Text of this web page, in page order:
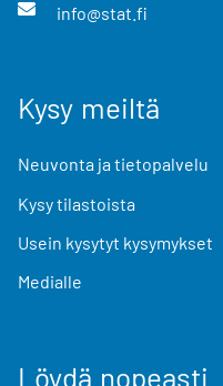
info@stat.fi
Kysy meiltä
Neuvonta ja tietopalvelu
Kysy tilastoista
Usein kysytyt kysymykset
Medialle
Löydä nopeasti